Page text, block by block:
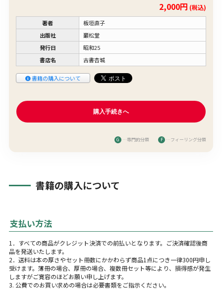
2,000円 (税込)
著者
板垣直子
出版社
巖松堂
発行日
昭和25
書店名
古書杏城
書籍の購入について
G …専門的分類 F …フィーリング分類
書籍の購入について
支払い方法
1．すべての商品がクレジット決済での前払いとなります。ご決済確認後商
品を発送いたします。
2．送料は本の厚さやセット冊数にかかわらず商品1点につき一律300円申し
受けます。薄冊の場合、厚冊の場合、複数冊セット等により、損得感が発生
しますがご寛容のほどお願い申し上げます。
3. 公費でのお買い求めの場合は必要書類をご指示ください。